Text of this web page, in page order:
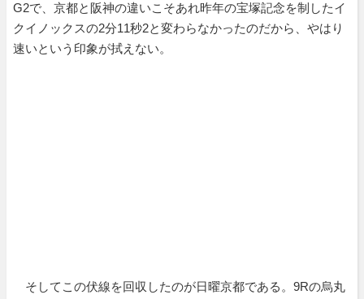
G2で、京都と阪神の違いこそあれ昨年の宝塚記念を制したイ
クイノックスの2分11秒2と変わらなかったのだから、やはり
速いという印象が拭えない。
そしてこの伏線を回収したのが日曜京都である。9Rの烏丸